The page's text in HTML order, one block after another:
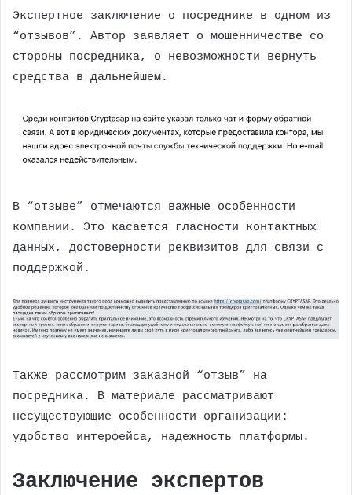
Экспертное заключение о посреднике в одном из
“отзывов”. Автор заявляет о мошенничестве со
стороны посредника, о невозможности вернуть
средства в дальнейшем.
В “отзыве” отмечаются важные особенности
компании. Это касается гласности контактных
данных, достоверности реквизитов для связи с
поддержкой.
Также рассмотрим заказной “отзыв” на
посредника. В материале рассматривают
несуществующие особенности организации:
удобство интерфейса, надежность платформы.
Заключение экспертов